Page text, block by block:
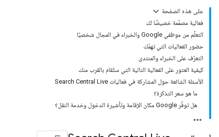
على هذه الصفحة
فعالية مصمّمة خصيصًا لك
التعلّم من موظفي Google والخبراء في المجال شخصيًا
حضور الفعاليات التي تهمّك
التعرّف على الخبراء والمنتدى
كيفية العثور على الفعالية التالية التي ستُقام بالقرب منك
الأسئلة الشائعة حول المشاركة في فعاليات Search Central Live
ما هو سعر التذكرة؟
هل توفّر Google مكان الإقامة وتأشيرة الدخول وخدمة النقل؟